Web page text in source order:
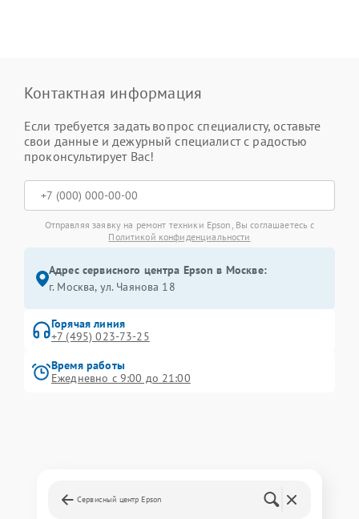
Контактная информация
Если требуется задать вопрос специалисту, оставьте
свои данные и дежурный специалист с радостью
проконсультирует Вас!
Отправляя заявку на ремонт техники Epson, Вы соглашаетесь с
Политикой конфиденциальности
Адрес сервисного центра Epson в Москве:
г. Москва, ул. Чаянова 18
Горячая линия
+7 (495) 023-73-25
Время работы
Ежедневно с 9:00 до 21:00
Сервисный центр Epson